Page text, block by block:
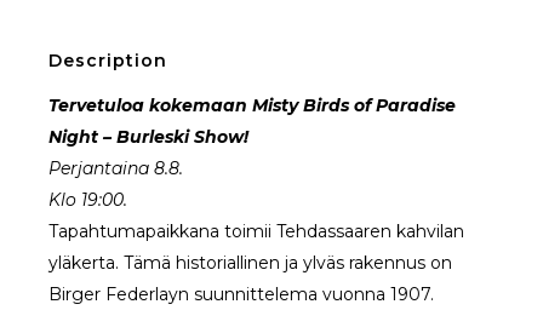
Description
Tervetuloa kokemaan Misty Birds of Paradise
Night – Burleski Show!
Perjantaina 8.8.
Klo 19:00.
Tapahtumapaikkana toimii Tehdassaaren kahvilan
yläkerta. Tämä historiallinen ja ylväs rakennus on
Birger Federlayn suunnittelema vuonna 1907.